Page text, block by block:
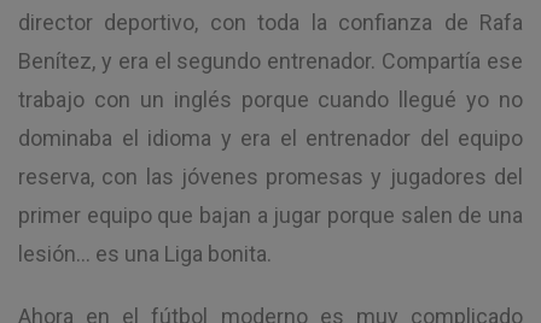
director deportivo, con toda la confianza de Rafa
Benítez, y era el segundo entrenador. Compartía ese
trabajo con un inglés porque cuando llegué yo no
dominaba el idioma y era el entrenador del equipo
reserva, con las jóvenes promesas y jugadores del
primer equipo que bajan a jugar porque salen de una
lesión… es una Liga bonita.
Ahora en el fútbol moderno es muy complicado